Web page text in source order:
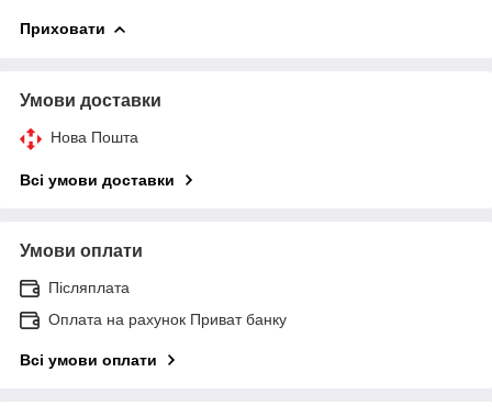
Приховати
Умови доставки
Нова Пошта
Всі умови доставки
Умови оплати
Післяплата
Оплата на рахунок Приват банку
Всі умови оплати